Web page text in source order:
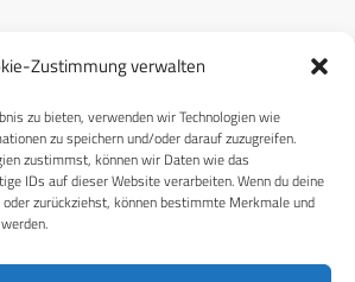
Zustimmung verwalten
zu bieten, verwenden wir Technologien wie
zu speichern und/oder darauf zuzugreifen.
zustimmst, können wir Daten wie das
IDs auf dieser Website verarbeiten. Wenn du deine
zurückziehst, können bestimmte Merkmale und
(EU)